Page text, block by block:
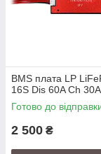
BMS плата LP
16S Dis 60A Ch 30A
Готово до
2 500 ₴